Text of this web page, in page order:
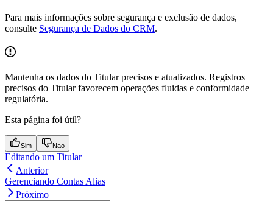
Para mais informações sobre segurança e exclusão de dados,
consulte Segurança de Dados do CRM.
Mantenha os dados do Titular precisos e atualizados. Registros
precisos do Titular favorecem operações fluidas e conformidade
regulatória.
Esta página foi útil?
Sim Nao
Editando um Titular
Anterior
Gerenciando Contas Alias
Próximo